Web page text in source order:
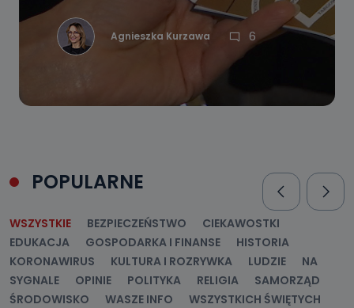
Agnieszka Kurzawa 6
POPULARNE
WSZYSTKIE BEZPIECZEŃSTWO
CIEKAWOSTKI
EDUKACJA
GOSPODARKA I FINANSE
HISTORIA
KORONAWIRUS
KULTURA I ROZRYWKA LUDZIE
NA
SYGNALE
OPINIE POLITYKA RELIGIA
SAMORZĄD
ŚRODOWISKO
WASZE INFO
WSZYSTKICH ŚWIĘTYCH